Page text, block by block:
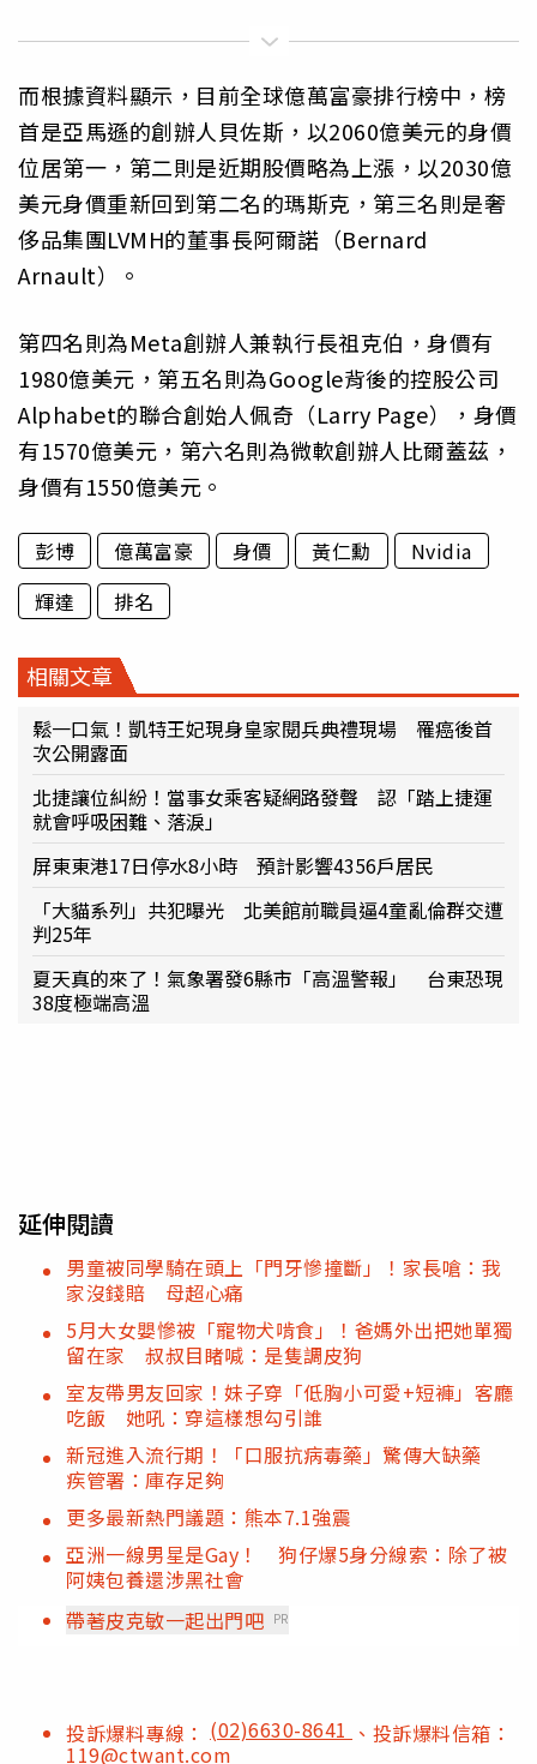
而根據資料顯示，目前全球億萬富豪排行榜中，榜
首是亞馬遜的創辦人貝佐斯，以2060億美元的身價
位居第一，第二則是近期股價略為上漲，以2030億
美元身價重新回到第二名的瑪斯克，第三名則是奢
侈品集團LVMH的董事長阿爾諾（Bernard
Arnault）。
第四名則為Meta創辦人兼執行長祖克伯，身價有
1980億美元，第五名則為Google背後的控股公司
Alphabet的聯合創始人佩奇（Larry Page），身價
有1570億美元，第六名則為微軟創辦人比爾蓋茲，
身價有1550億美元。
彭博 億萬富豪 身價 黃仁勳
Nvidia
輝達
排名
相關文章
鬆一口氣！凱特王妃現身皇家閱兵典禮現場 罹癌後首
次公開露面
北捷讓位糾紛！當事女乘客疑網路發聲 認「踏上捷運
就會呼吸困難、落淚」
屏東東港17日停水8小時 預計影響4356戶居民
「大貓系列」共犯曝光 北美館前職員逼4童亂倫群交遭
判25年
夏天真的來了！氣象署發6縣市「高溫警報」 台東恐現
38度極端高溫
延伸閱讀
男童被同學騎在頭上「門牙慘撞斷」！家長嗆：我
家沒錢賠 母超心痛
5月大女嬰慘被「寵物犬啃食」！爸媽外出把她單獨
留在家 叔叔目睹喊：是隻調皮狗
室友帶男友回家！妹子穿「低胸小可愛+短褲」客廳
吃飯 她吼：穿這樣想勾引誰
新冠進入流行期！「口服抗病毒藥」驚傳大缺藥
疾管署：庫存足夠
更多最新熱門議題：熊本7.1強震
亞洲一線男星是Gay！ 狗仔爆5身分線索：除了被
阿姨包養還涉黑社會
帶著皮克敏一起出門吧 PR
投訴爆料專線： (02)6630-8641 、投訴爆料信箱：
119@ctwant.com